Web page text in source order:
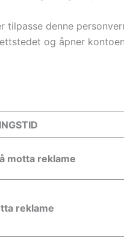
denne
og åpner
motta reklame
reklame